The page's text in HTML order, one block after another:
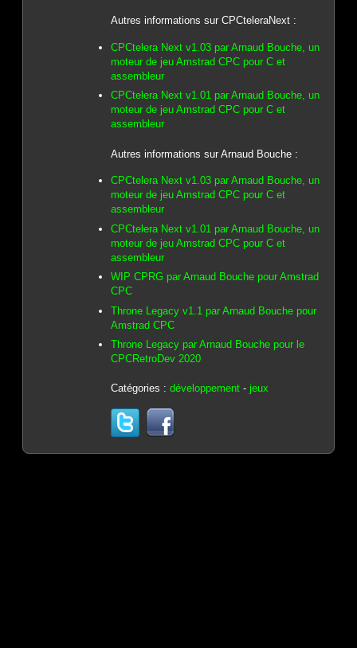
Autres informations sur CPCteleraNext :
CPCtelera Next v1.03 par Arnaud Bouche, un
moteur de jeu Amstrad CPC pour C et
assembleur
CPCtelera Next v1.01 par Arnaud Bouche, un
moteur de jeu Amstrad CPC pour C et
assembleur
Autres informations sur Arnaud Bouche :
CPCtelera Next v1.03 par Arnaud Bouche, un
moteur de jeu Amstrad CPC pour C et
assembleur
CPCtelera Next v1.01 par Arnaud Bouche, un
moteur de jeu Amstrad CPC pour C et
assembleur
WIP CPRG par Arnaud Bouche pour Amstrad
CPC
Throne Legacy v1.1 par Arnaud Bouche pour
Amstrad CPC
Throne Legacy par Arnaud Bouche pour le
CPCRetroDev 2020
Catégories : développement- jeux